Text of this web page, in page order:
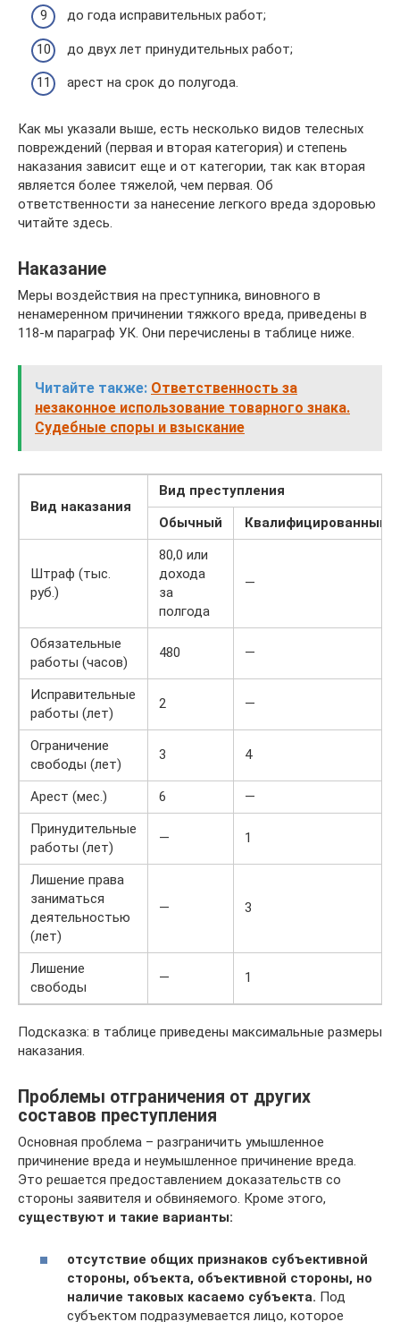
до года исправительных работ;
до двух лет принудительных работ;
арест на срок до полугода.
Как мы указали выше, есть несколько видов телесных
повреждений (первая и вторая категория) и степень
наказания зависит еще и от категории, так как вторая
является более тяжелой, чем первая. Об
ответственности за нанесение легкого вреда здоровью
читайте здесь.
Наказание
Меры воздействия на преступника, виновного в
ненамеренном причинении тяжкого вреда, приведены в
118-м параграф УК. Они перечислены в таблице ниже.
Читайте также: Ответственность за
незаконное использование товарного знака.
Судебные споры и взыскание
Вид наказания
Вид преступления
Обычный
Квалифицированный
Штраф (тыс.
руб.)
80,0 или
дохода
за
полгода
—
Обязательные
работы (часов)
480 —
Исправительные
работы (лет)
2 —
Ограничение
свободы (лет)
3 4
Арест (мес.) 6
—
Принудительные
работы (лет)
— 1
Лишение права
заниматься
деятельностью
(лет)
— 3
Лишение
свободы
— 1
Подсказка: в таблице приведены максимальные размеры
наказания.
Проблемы отграничения от других
составов преступления
Основная проблема – разграничить умышленное
причинение вреда и неумышленное причинение вреда.
Это решается предоставлением доказательств со
стороны заявителя и обвиняемого. Кроме этого,
существуют и такие варианты:
отсутствие общих признаков субъективной
стороны, объекта, объективной стороны, но
наличие таковых касаемо субъекта. Под
субъектом подразумевается лицо, которое